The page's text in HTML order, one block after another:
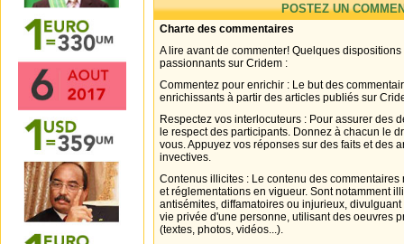
POSTEZ UN
Charte des commentaires
A lire avant de commenter! Quelques
passionnants sur Cridem :
Commentez pour enrichir : Le but des
enrichissants à partir des articles publiés sur
Respectez vos interlocuteurs : Pour assurer des
le respect des participants. Donnez à chacun le
vous. Appuyez vos réponses sur des faits et des
invectives.
Contenus illicites : Le contenu des
et réglementations en vigueur. Sont notamment
antisémites, diffamatoires ou injurieux,
vie privée d'une personne, utilisant des oeuvres
(textes, photos, vidéos...).